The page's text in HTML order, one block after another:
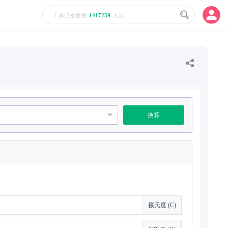
工具已被使用 1417259 人次
换算
摄氏度 (C)